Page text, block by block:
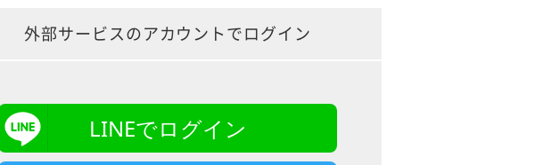
外部サービスのアカウントでログイン
LINEでログイン